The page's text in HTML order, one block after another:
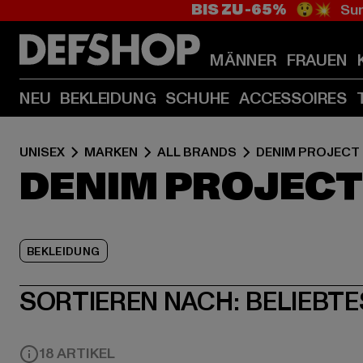
BIS ZU -65% 😲💥
MÄNNER FRAUEN
NEU BEKLEIDUNG SCHUHE ACCESSOIRES
UNISEX MARKEN ALL BRANDS DENIM PROJECT
DENIM PROJECT
BEKLEIDUNG
SORTIEREN NACH:
18 ARTIKEL